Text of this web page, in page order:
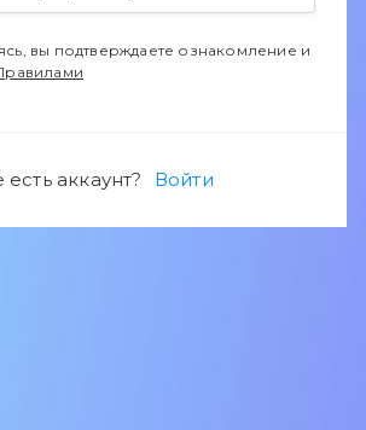
вы подтверждаете ознакомление и
аккаунт? Войти